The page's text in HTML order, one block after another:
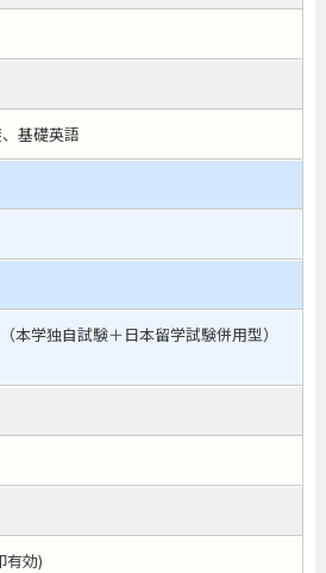
基礎英語
本学独自試験＋日本留学試験併用型）
有効)